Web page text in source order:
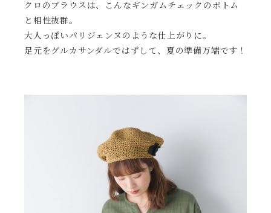
クロのブラウスは、こんなギンガムチェックのボトム
と相性抜群。
大人っぽいパリジェンヌのような仕上がりに。
足元をグルカサンダルではずして、夏の準備万端です！